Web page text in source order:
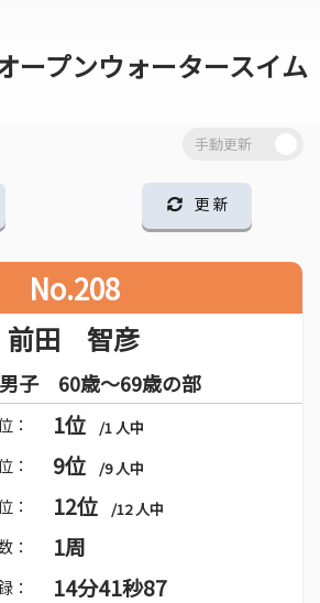
ープンウォータースイム
更 新
No.208
前田 智彦
子 60歳～69歳の部
： 1位 /1 人中
： 9位 /9 人中
： 12位 /12 人中
： 1周
： 14分41秒87